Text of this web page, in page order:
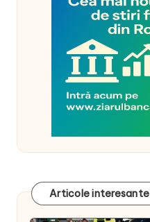
Articole interesante